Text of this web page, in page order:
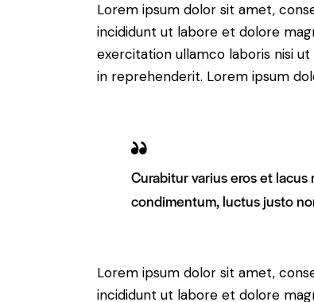
Lorem ipsum dolor sit amet,
incididunt ut labore et dolore
exercitation ullamco laboris nisi
in reprehenderit. Lorem ipsum
Curabitur varius eros et
condimentum, luctus justo
Lorem ipsum dolor sit amet,
incididunt ut labore et dolore